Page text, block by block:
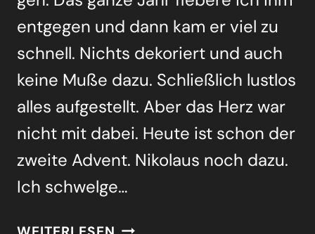
ent­ge­gen und dann kam er viel zu
schnell. Nichts deko­riert und auch
kei­ne Muße dazu. Schließ­lich lust­los
alles auf­ge­stellt. Aber das Herz war
nicht mit dabei. Heu­te ist schon der
zwei­te Advent. Niko­laus noch dazu.
Ich schwel­ge…
DAS